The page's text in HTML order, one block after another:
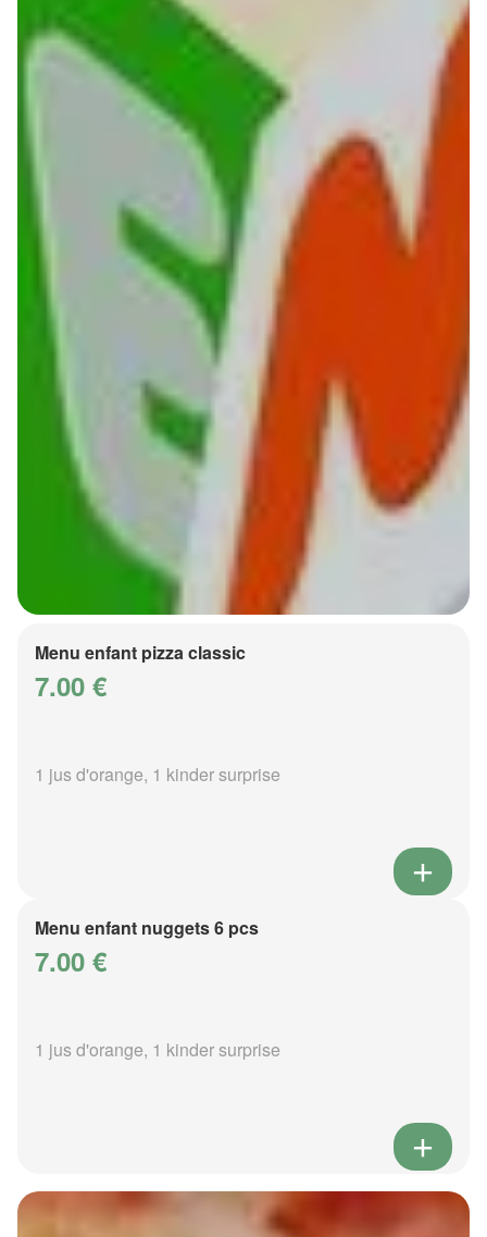
Menu enfant pizza classic
7.00 €
1 jus d'orange, 1 kinder surprise
Menu enfant nuggets 6 pcs
7.00 €
1 jus d'orange, 1 kinder surprise